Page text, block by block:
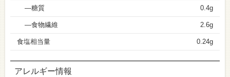
糖質 0.4g
食物繊維 2.6g
食塩相当量 0.24g
アレルギー情報